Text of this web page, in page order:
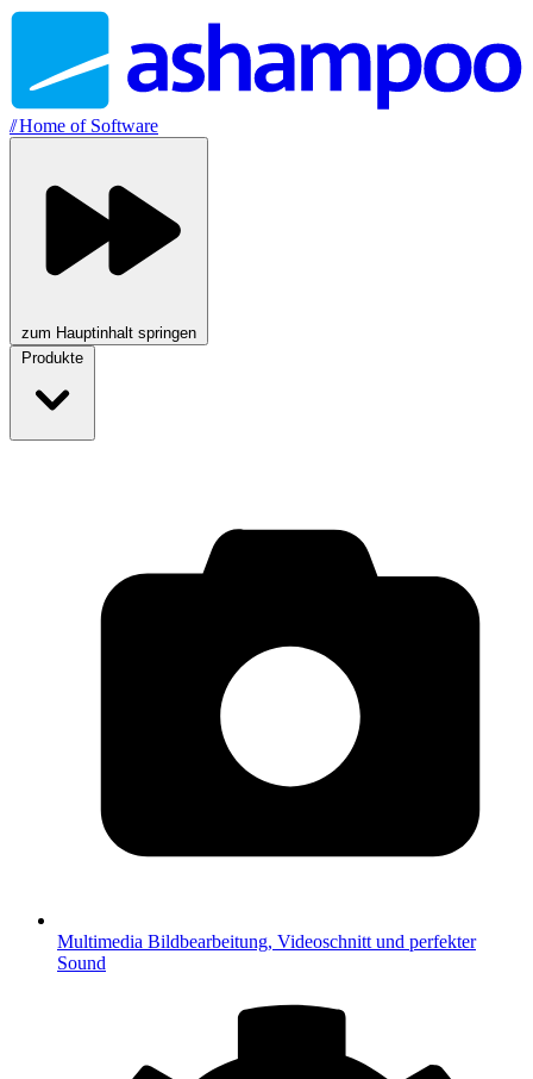
//Home of Software
zum Hauptinhalt springen
Produkte
Multimedia Bildbearbeitung, Videoschnitt und perfekter
Sound